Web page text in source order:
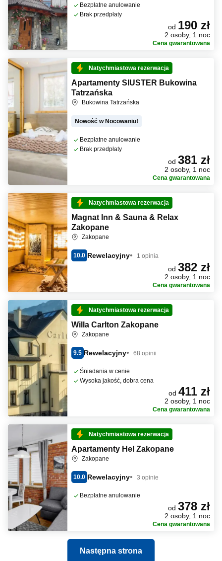
Bezpłatne anulowanie
Brak przedpłaty
od 190 zł
2 osoby, 1 noc
Cena gwarantowana
Natychmiastowa rezerwacja
Apartamenty SIUSTER Bukowina
Tatrzańska
Bukowina Tatrzańska
Nowość w Nocowaniu!
Bezpłatne anulowanie
Brak przedpłaty
od 381 zł
2 osoby, 1 noc
Cena gwarantowana
Natychmiastowa rezerwacja
Magnat Inn & Sauna & Relax
Zakopane
Zakopane
10.0 Rewelacyjny 1 opinia
od 382 zł
2 osoby, 1 noc
Cena gwarantowana
Natychmiastowa rezerwacja
Willa Carlton Zakopane
Zakopane
9.5 Rewelacyjny 68 opinii
Śniadania w cenie
Wysoka jakość, dobra cena
od 411 zł
2 osoby, 1 noc
Cena gwarantowana
Natychmiastowa rezerwacja
Apartamenty Hel Zakopane
Zakopane
10.0 Rewelacyjny 3 opinie
Bezpłatne anulowanie
od 378 zł
2 osoby, 1 noc
Cena gwarantowana
Następna strona